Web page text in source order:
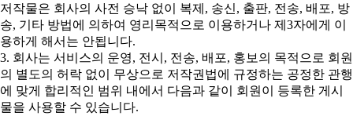
저작물은 회사의 사전 승낙 없이 복제, 송신, 출판, 전송, 배포, 방
송, 기타 방법에 의하여 영리목적으로 이용하거나 제3자에게 이
용하게 해서는 안됩니다.
3. 회사는 서비스의 운영, 전시, 전송, 배포, 홍보의 목적으로 회원
의 별도의 허락 없이 무상으로 저작권법에 규정하는 공정한 관행
에 맞게 합리적인 범위 내에서 다음과 같이 회원이 등록한 게시
물을 사용할 수 있습니다.